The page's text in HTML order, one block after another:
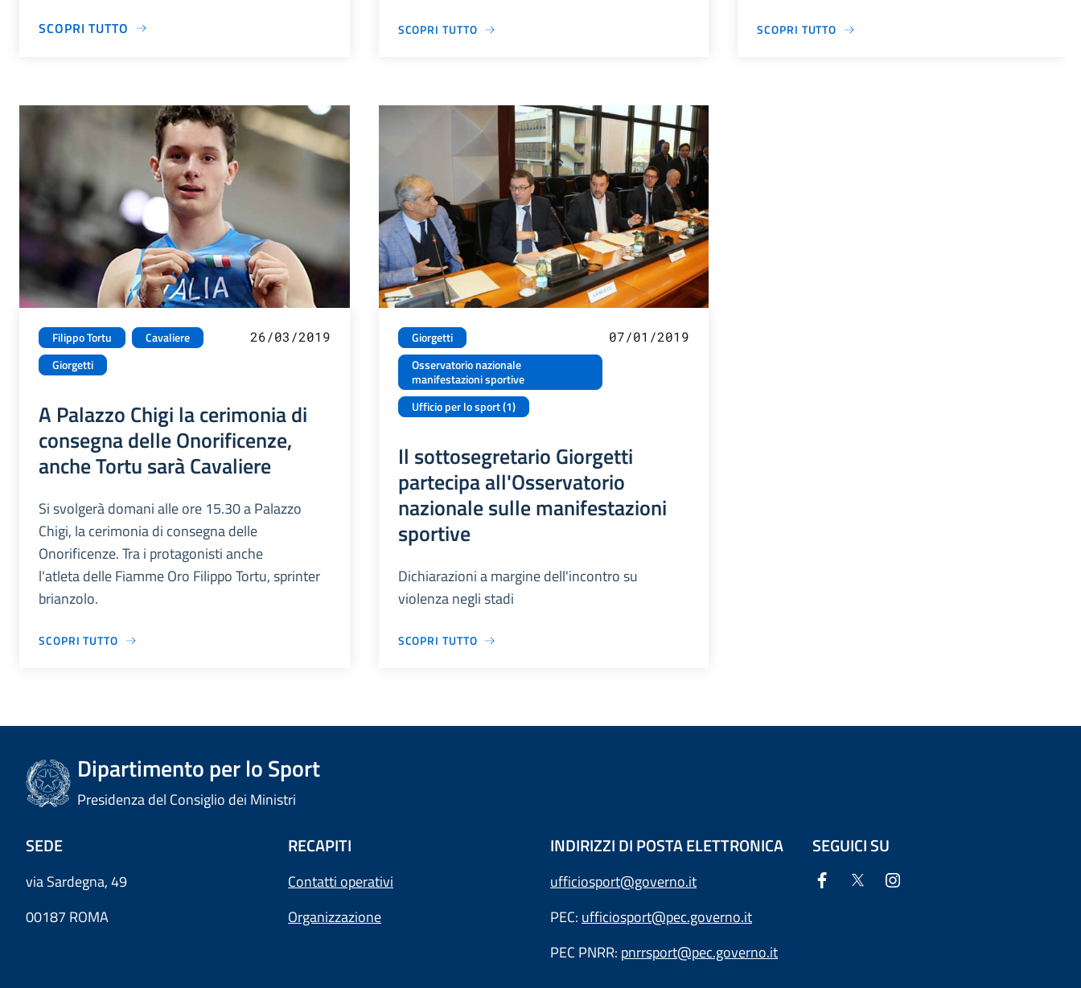
SCOPRI TUTTO SCOPRI TUTTO SCOPRI TUTTO
Filippo Tortu
Cavaliere
Giorgetti
26/03/2019
A Palazzo Chigi la cerimonia di
consegna delle Onorificenze,
anche Tortu sarà Cavaliere
Si svolgerà domani alle ore 15.30 a Palazzo
Chigi, la cerimonia di consegna delle
Onorificenze. Tra i protagonisti anche
l'atleta delle Fiamme Oro Filippo Tortu, sprinter
brianzolo.
SCOPRI TUTTO
Giorgetti
Osservatorio nazionale
manifestazioni sportive
Ufficio per lo sport (1)
07/01/2019
Il sottosegretario Giorgetti
partecipa all'Osservatorio
nazionale sulle manifestazioni
sportive
Dichiarazioni a margine dell'incontro su
violenza negli stadi
SCOPRI TUTTO
Dipartimento per lo Sport
Presidenza del Consiglio dei Ministri
SEDE
via Sardegna, 49
00187 ROMA
RECAPITI
Contatti operativi
Organizzazione
INDIRIZZI DI POSTA ELETTRONICA
ufficiosport@governo.it
PEC: ufficiosport@pec.governo.it
PEC PNRR: pnrrsport@pec.governo.it
SEGUICI SU